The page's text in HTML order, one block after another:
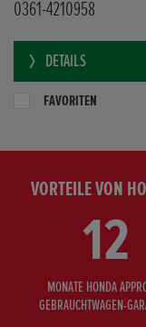
0361-4210958
DETAILS
FAVORITEN
VORTEILE VON
12
MONATE HONDA
GEBRAUCHTWAGEN-